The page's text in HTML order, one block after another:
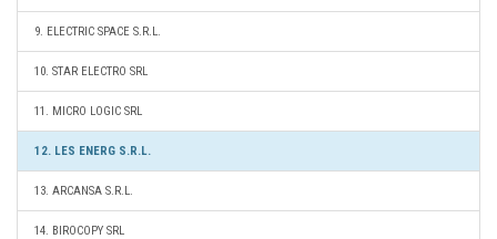
9. ELECTRIC SPACE S.R.L.
10. STAR ELECTRO SRL
11. MICRO LOGIC SRL
12. LES ENERG S.R.L.
13. ARCANSA S.R.L.
14. BIROCOPY SRL